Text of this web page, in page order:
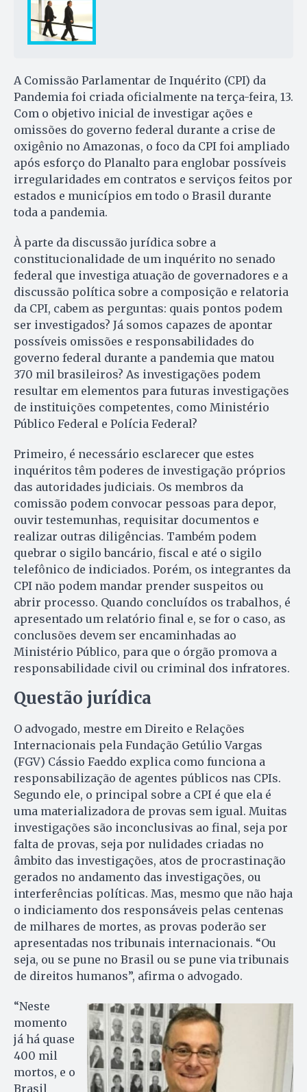
A Comissão Parlamentar de Inquérito (CPI) da
Pandemia foi criada oficialmente na terça-feira, 13.
Com o objetivo inicial de investigar ações e
omissões do governo federal durante a crise de
oxigênio no Amazonas, o foco da CPI foi ampliado
após esforço do Planalto para englobar possíveis
irregularidades em contratos e serviços feitos por
estados e municípios em todo o Brasil durante
toda a pandemia.
À parte da discussão jurídica sobre a
constitucionalidade de um inquérito no senado
federal que investiga atuação de governadores e a
discussão política sobre a composição e relatoria
da CPI, cabem as perguntas: quais pontos podem
ser investigados? Já somos capazes de apontar
possíveis omissões e responsabilidades do
governo federal durante a pandemia que matou
370 mil brasileiros? As investigações podem
resultar em elementos para futuras investigações
de instituições competentes, como Ministério
Público Federal e Polícia Federal?
Primeiro, é necessário esclarecer que estes
inquéritos têm poderes de investigação próprios
das autoridades judiciais. Os membros da
comissão podem convocar pessoas para depor,
ouvir testemunhas, requisitar documentos e
realizar outras diligências. Também podem
quebrar o sigilo bancário, fiscal e até o sigilo
telefônico de indiciados. Porém, os integrantes da
CPI não podem mandar prender suspeitos ou
abrir processo. Quando concluídos os trabalhos, é
apresentado um relatório final e, se for o caso, as
conclusões devem ser encaminhadas ao
Ministério Público, para que o órgão promova a
responsabilidade civil ou criminal dos infratores.
Questão jurídica
O advogado, mestre em Direito e Relações
Internacionais pela Fundação Getúlio Vargas
(FGV) Cássio Faeddo explica como funciona a
responsabilização de agentes públicos nas CPIs.
Segundo ele, o principal sobre a CPI é que ela é
uma materializadora de provas sem igual. Muitas
investigações são inconclusivas ao final, seja por
falta de provas, seja por nulidades criadas no
âmbito das investigações, atos de procrastinação
gerados no andamento das investigações, ou
interferências políticas. Mas, mesmo que não haja
o indiciamento dos responsáveis pelas centenas
de milhares de mortes, as provas poderão ser
apresentadas nos tribunais internacionais. “Ou
seja, ou se pune no Brasil ou se pune via tribunais
de direitos humanos”, afirma o advogado.
“Neste
momento
já há quase
400 mil
mortos, e o
Brasil